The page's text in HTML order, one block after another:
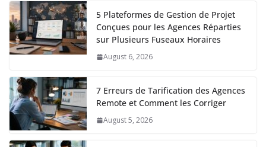
5 Plateformes de Gestion de Projet
Conçues pour les Agences Réparties
sur Plusieurs Fuseaux Horaires
August 6, 2026
7 Erreurs de Tarification des Agences
Remote et Comment les Corriger
August 5, 2026